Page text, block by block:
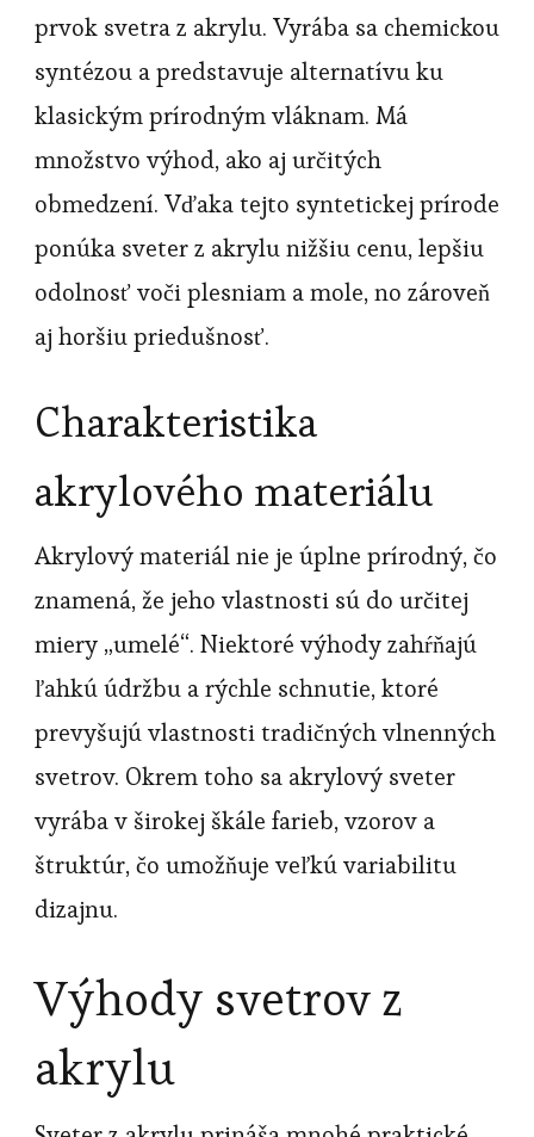
prvok svetra z akrylu. Vyrába sa chemickou
syntézou a predstavuje alternatívu ku
klasickým prírodným vláknam. Má
množstvo výhod, ako aj určitých
obmedzení. Vďaka tejto syntetickej prírode
ponúka sveter z akrylu nižšiu cenu, lepšiu
odolnosť voči plesniam a mole, no zároveň
aj horšiu priedušnosť.
Charakteristika
akrylového materiálu
Akrylový materiál nie je úplne prírodný, čo
znamená, že jeho vlastnosti sú do určitej
miery „umelé“. Niektoré výhody zahŕňajú
ľahkú údržbu a rýchle schnutie, ktoré
prevyšujú vlastnosti tradičných vlnenných
svetrov. Okrem toho sa akrylový sveter
vyrába v širokej škále farieb, vzorov a
štruktúr, čo umožňuje veľkú variabilitu
dizajnu.
Výhody svetrov z
akrylu